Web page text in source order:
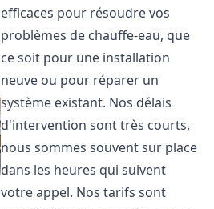
efficaces pour résoudre vos
problèmes de chauffe-eau, que
ce soit pour une installation
neuve ou pour réparer un
système existant. Nos délais
d'intervention sont très courts,
nous sommes souvent sur place
dans les heures qui suivent
votre appel. Nos tarifs sont